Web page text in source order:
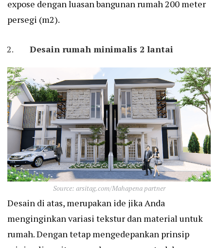
expose dengan luasan bangunan rumah 200 meter
persegi (m2).
Desain rumah minimalis 2 lantai
Source: arsitag.com/Mahapena partner
Desain di atas, merupakan ide jika Anda
menginginkan variasi tekstur dan material untuk
rumah. Dengan tetap mengedepankan prinsip